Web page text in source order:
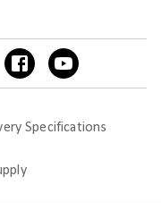
Specifications